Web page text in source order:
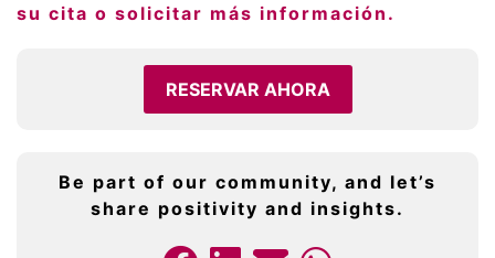
su cita o solicitar más información.
RESERVAR AHORA
Be part of our community, and let’s
share positivity and insights.